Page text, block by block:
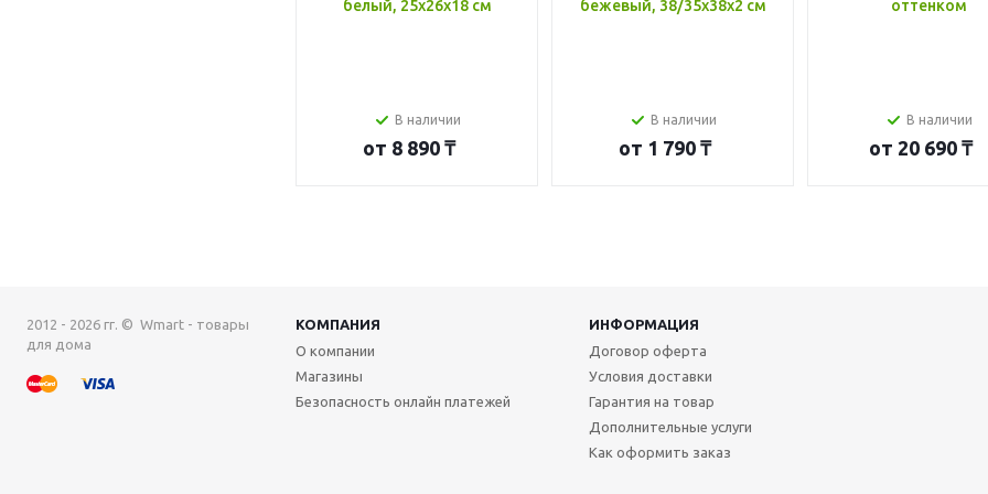
белый, 25x26x18 см
В наличии
от 8 890 ₸
бежевый, 38/35x38x2 см
В наличии
от 1 790 ₸
оттенком
В наличии
от 20 690 ₸
2012 - 2026 гг. © Wmart - товары
для дома
КОМПАНИЯ
ИНФОРМАЦИЯ
О компании
Магазины
Безопасность онлайн платежей
Договор оферта
Условия доставки
Гарантия на товар
Дополнительные услуги
Как оформить заказ